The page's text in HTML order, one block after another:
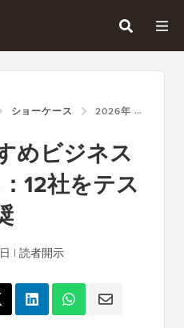
ショーケース 2026年 おすすめビジネス電話サービス：12社をテスト、3社を推奨
めビジネス
12社をテス
| 読者開示